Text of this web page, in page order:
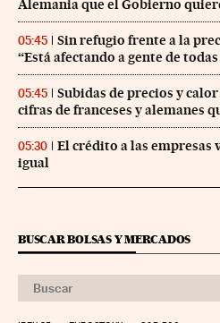
Alemania que el Gobierno
05:45
Sin refugio frente a la
“Está afectando a gente de
05:45
Subidas de precios y
cifras de franceses y alemanes
05:30
El crédito a las empresas
igual
BUSCAR BOLSAS Y MERCADOS